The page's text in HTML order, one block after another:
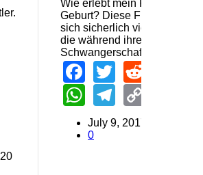
Wie erlebt mein Kind seine
Geburt? Diese Frage stellen
sich sicherlich viele Mütter,
die während ihrer
Schwangerschaft über…
Facebook
Twitter
WhatsApp
July 9, 2017
0